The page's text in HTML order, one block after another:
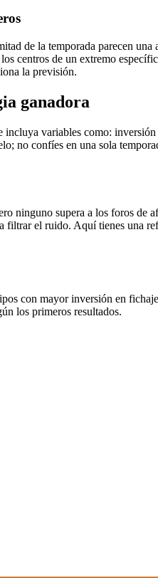
de la temporada parecen
centros de un extremo
la previsión.
ganadora
variables como:
no confíes en una sola
ninguno supera a los foros de
filtrar el ruido. Aquí tienes una
con mayor inversión en
los primeros resultados.